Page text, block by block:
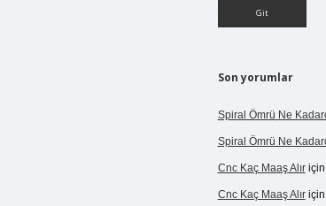
Son yorumlar
Spiral Ömrü Ne
Spiral Ömrü Ne
Cnc Kaç Maaş Alıriçin
Cnc Kaç Maaş Alıriçin